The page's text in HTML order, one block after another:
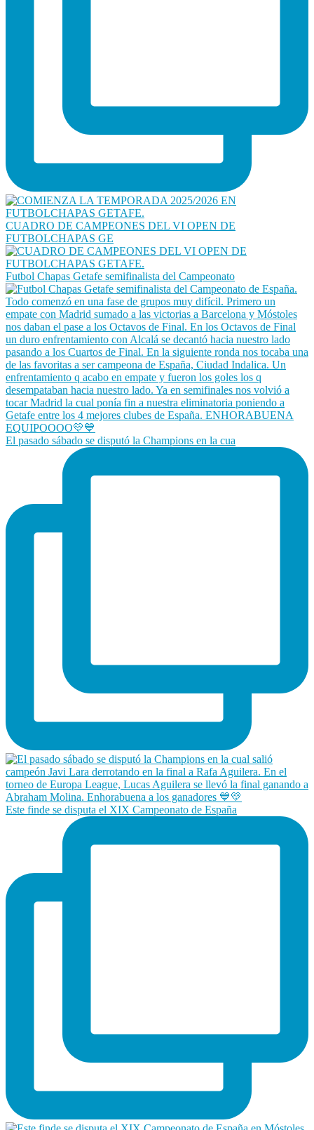
CUADRO DE CAMPEONES DEL VI OPEN DE
FUTBOLCHAPAS GE
Futbol Chapas Getafe semifinalista del Campeonato
El pasado sábado se disputó la Champions en la cua
Este finde se disputa el XIX Campeonato de España